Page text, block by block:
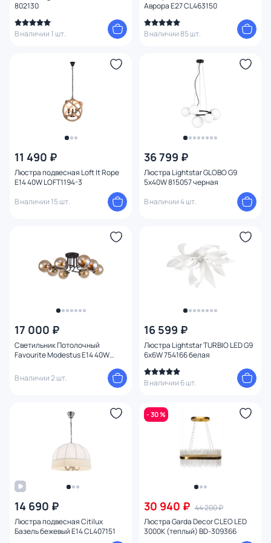
802130
В наличии 1 шт.
Аврора E27 CL463150
В наличии 85 шт.
11 490 ₽
Люстра подвесная Loft It Rope
E14 40W LOFT1194-3
В наличии 15 шт.
36 799 ₽
Люстра Lightstar GLOBO G9
5х40W 815057 черная
В наличии 4 шт.
17 000 ₽
Светильник Потолочный
Favourite Modestus E14 40W
В наличии 2 шт.
16 599 ₽
Люстра Lightstar TURBIO LED G9
6х6W 754166 белая
В наличии 6 шт.
14 690 ₽
Люстра подвесная Citilux
Базель бежевый E14 CL407151
- 30 %
30 940 ₽ 44 200 ₽
Люстра Garda Decor CLEO LED
3000К (теплый) BD-309366
Тема
Мощность ламп
Умный дом